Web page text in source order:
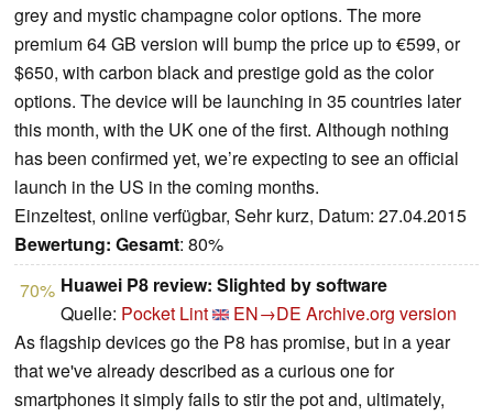
grey and mystic champagne color options. The more
premium 64 GB version will bump the price up to €599, or
$650, with carbon black and prestige gold as the color
options. The device will be launching in 35 countries later
this month, with the UK one of the first. Although nothing
has been confirmed yet, we’re expecting to see an official
launch in the US in the coming months.
Einzeltest, online verfügbar, Sehr kurz, Datum: 27.04.2015
Bewertung: Gesamt: 80%
70% Huawei P8 review: Slighted by software
Quelle: Pocket Lint EN→DE Archive.org version
As flagship devices go the P8 has promise, but in a year
that we've already described as a curious one for
smartphones it simply fails to stir the pot and, ultimately,